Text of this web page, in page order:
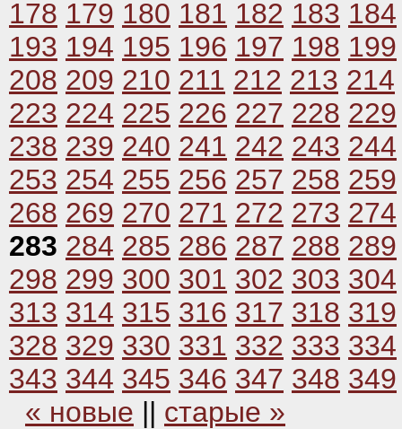
178 179 180 181 182 183 184
193 194 195 196 197 198 199
208 209 210 211 212 213 214
223 224 225 226 227 228 229
238 239 240 241 242 243 244
253 254 255 256 257 258 259
268 269 270 271 272 273 274
283 284 285 286 287 288 289
298 299 300 301 302 303 304
313 314 315 316 317 318 319
328 329 330 331 332 333 334
343 344 345 346 347 348 349
« новые || старые »